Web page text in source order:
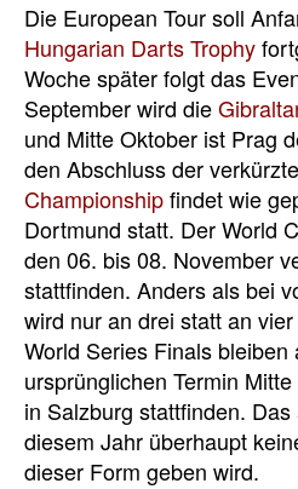
Die European Tour soll
Hungarian Darts Trophy
Woche später folgt das
September wird die
und Mitte Oktober ist Prag
den Abschluss der
Championshipfindet wie
Dortmund statt. Der World
den 06. bis 08. November
stattfinden. Anders als bei
wird nur an drei statt an
World Series Finals bleiben
ursprünglichen Termin
in Salzburg stattfinden.
diesem Jahr überhaupt
dieser Form geben wird.